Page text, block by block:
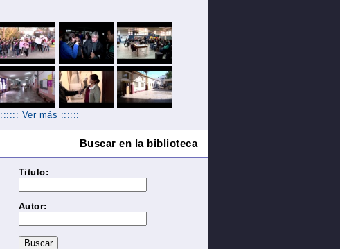
:::::: Ver más ::::::
Buscar en la biblioteca
Titulo:
Autor: